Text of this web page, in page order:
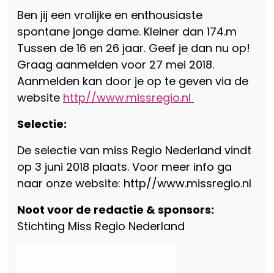
Ben jij een vrolijke en enthousiaste
spontane jonge dame. Kleiner dan 174.m
Tussen de 16 en 26 jaar. Geef je dan nu op!
Graag aanmelden voor 27 mei 2018.
Aanmelden kan door je op te geven via de
website http//www.missregio.nl
Selectie:
De selectie van miss Regio Nederland vindt
op 3 juni 2018 plaats. Voor meer info ga
naar onze website: http//www.missregio.nl
Noot voor de redactie & sponsors:
Stichting Miss Regio Nederland